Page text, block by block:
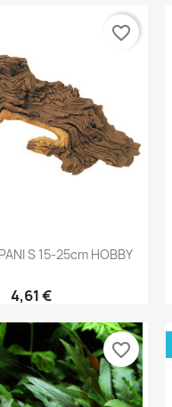
rapide
S 15-25cm HOBBY
4,61 €
favorite_border
favorite_border